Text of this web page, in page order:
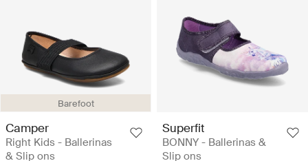
Barefoot
Camper
Right Kids - Ballerinas
& Slip ons
Superfit
BONNY - Ballerinas &
Slip ons